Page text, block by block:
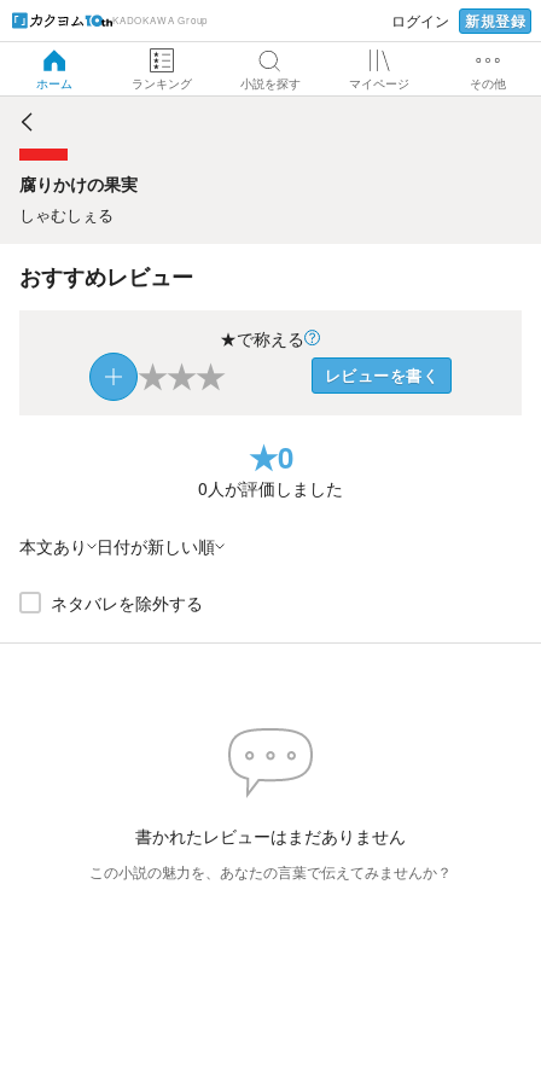
KADOKAWA Group ログイン 新規登録
ホーム ランキング 小説を探す マイページ その他
腐りかけの果実
腐りかけの果実
しゃむしぇる
おすすめレビュー
★で称える
★★★ レビューを書く
★0
0人が評価しました
本文あり 日付が新しい順
ネタバレを除外する
書かれたレビューはまだありません
この小説の魅力を、あなたの言葉で伝えてみませんか？